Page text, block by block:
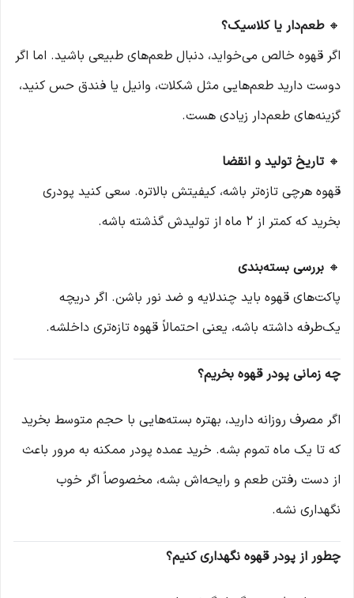
🔸طعم‌دار یا کلاسیک؟
اگر قهوه‌ خالص می‌خواید، دنبال طعم‌های طبیعی باشید. اما اگر
دوست دارید طعم‌هایی مثل شکلات، وانیل یا فندق حس کنید،
گزینه‌های طعم‌دار زیادی هست.
🔸تاریخ تولید و انقضا
قهوه هرچی تازه‌تر باشه، کیفیتش بالاتره. سعی کنید پودری
بخرید که کمتر از ۲ ماه از تولیدش گذشته باشه.
🔸 بررسی بسته‌بندی
پاکت‌های قهوه باید چندلایه و ضد نور باشن. اگر دریچه
یک‌طرفه داشته باشه، یعنی احتمالاً قهوه تازه‌تری داخلشه.
چه زمانی پودر قهوه بخریم؟
اگر مصرف روزانه دارید، بهتره بسته‌هایی با حجم متوسط بخرید
که تا یک ماه تموم بشه. خرید عمده پودر ممکنه به مرور باعث
از دست رفتن طعم و رایحه‌اش بشه، مخصوصاً اگر خوب
نگهداری نشه.
چطور از پودر قهوه نگهداری کنیم؟